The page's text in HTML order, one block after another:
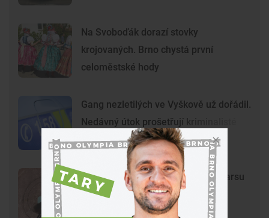
Na Svoboďák dorazí stovky
krojovaných. Brno chystá první
celoměstské hody
Gang nezletilých ve Vyškově už dořádil.
Nedávný útok prošetřují kriminalisté
Mladí vandalové poničili model Marsu
na Kraví hoře. Hvězdárna zařídila